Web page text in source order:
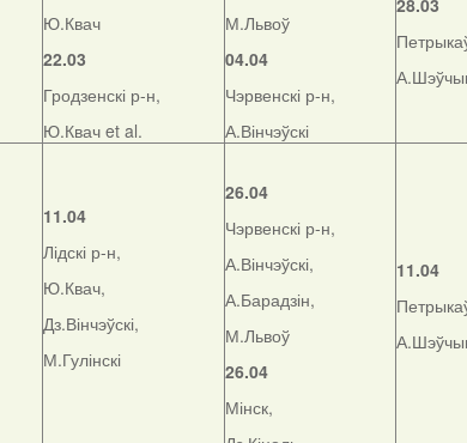
Ю.Квач
22.03
Гродзенскі р-н,
Ю.Квач et al.
М.Львоў
04.04
Чэрвенскі р-н,
А.Вінчэўскі
28.03
11.04
Лідскі р-н,
Ю.Квач,
Дз.Вінчэўскі,
М.Гулінскі
26.04
Чэрвенскі р-н,
А.Вінчэўскі,
А.Барадзін,
М.Львоў
26.04
Мінск,
11.04